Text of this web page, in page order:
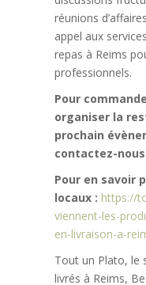
réunions
appel aux
repas à Reims
professionnels.
Pour
organiser la
prochain
contactez-nous
Pour en savoir
locaux : https://
viennent-les-
en-livraison-a-
Tout un Plato, le
livrés à Reims,